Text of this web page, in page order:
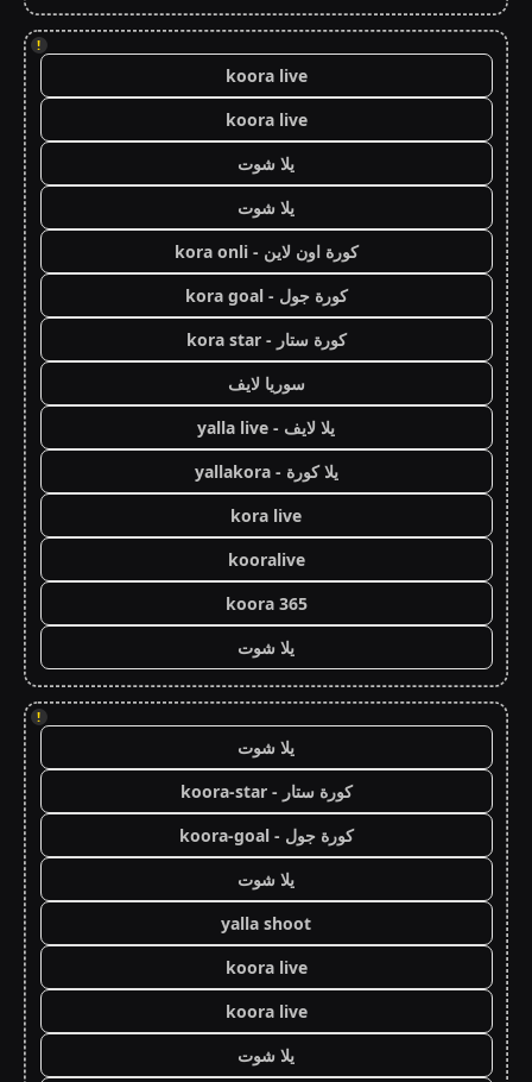
!
koora live
koora live
يلا شوت
يلا شوت
كورة اون لاين - kora onli
كورة جول - kora goal
كورة ستار - kora star
سوريا لايف
يلا لايف - yalla live
يلا كورة - yallakora
kora live
kooralive
koora 365
يلا شوت
!
يلا شوت
كورة ستار - koora-star
كورة جول - koora-goal
يلا شوت
yalla shoot
koora live
koora live
يلا شوت